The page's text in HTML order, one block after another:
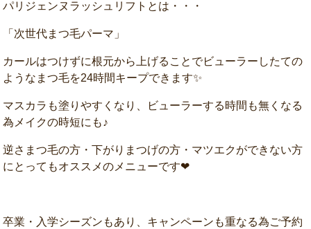
パリジェンヌラッシュリフトとは・・・
「次世代まつ毛パーマ」
カールはつけずに根元から上げることでビューラーしたての
ようなまつ毛を24時間キープできます✨
マスカラも塗りやすくなり、ビューラーする時間も無くなる
為メイクの時短にも♪
逆さまつ毛の方・下がりまつげの方・マツエクができない方
にとってもオススメのメニューです❤
卒業・入学シーズンもあり、キャンペーンも重なる為ご予約